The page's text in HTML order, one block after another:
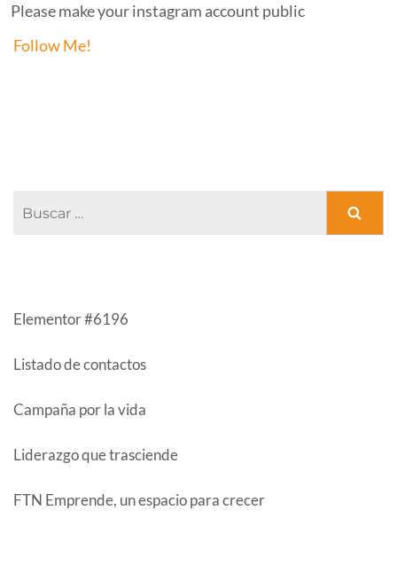
Please make your instagram account public
Follow Me!
Elementor #6196
Listado de contactos
Campaña por la vida
Liderazgo que trasciende
FTN Emprende, un espacio para crecer